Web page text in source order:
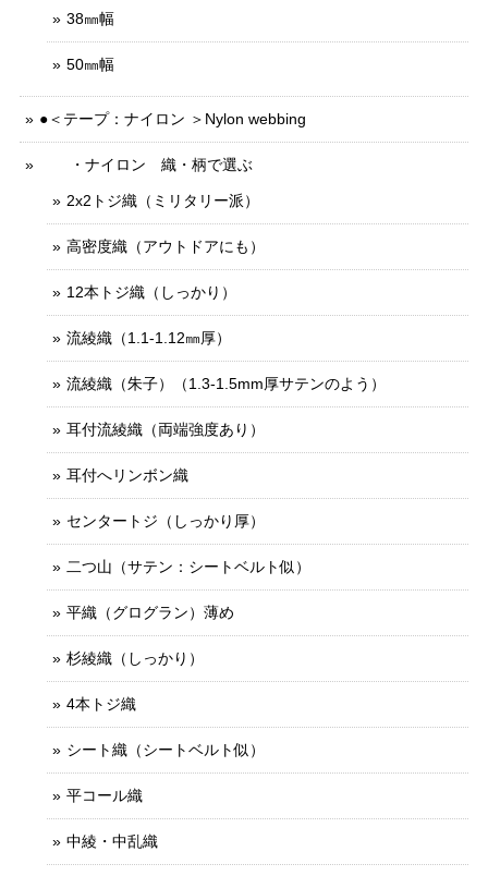
38㎜幅
50㎜幅
●＜テープ：ナイロン ＞Nylon webbing
・ナイロン 織・柄で選ぶ
2x2トジ織（ミリタリー派）
高密度織（アウトドアにも）
12本トジ織（しっかり）
流綾織（1.1-1.12㎜厚）
流綾織（朱子）（1.3-1.5mm厚サテンのよう）
耳付流綾織（両端強度あり）
耳付へリンボン織
センタートジ（しっかり厚）
二つ山（サテン：シートベルト似）
平織（グログラン）薄め
杉綾織（しっかり）
4本トジ織
シート織（シートベルト似）
平コール織
中綾・中乱織